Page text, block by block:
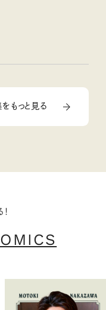
もっと見る